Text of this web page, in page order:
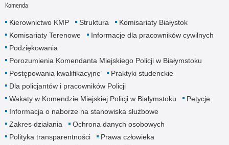
Komenda
Kierownictwo KMP Struktura
Komisariaty Białystok
Komisariaty Terenowe
Informacje dla pracowników cywilnych
Podziękowania
Porozumienia Komendanta Miejskiego Policji w Białymstoku
Postępowania kwalifikacyjne
Praktyki studenckie
Dla policjantów i pracowników Policji
Wakaty w Komendzie Miejskiej Policji w Białymstoku
Petycje
Informacja o naborze na stanowiska służbowe
Zakres działania
Ochrona danych osobowych
Polityka transparentności
Prawa człowieka